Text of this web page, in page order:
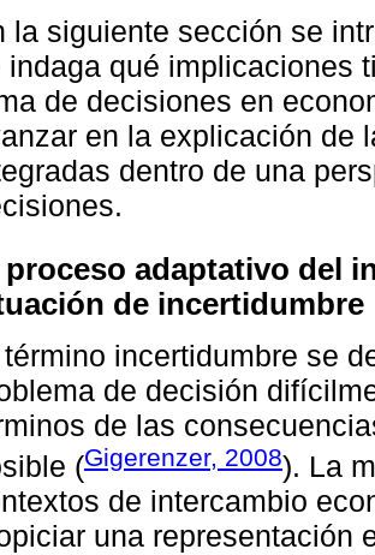
la siguiente sección se
indaga qué implicaciones
de decisiones en
en la explicación de
dentro de una
proceso adaptativo del
de incertidumbre
término incertidumbre se
de decisión
de las
(Gigerenzer, 2008). La
de intercambio
una representación